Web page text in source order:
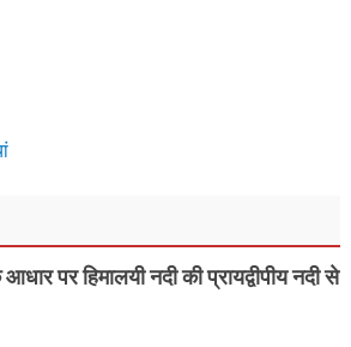
पर हिमालयी नदी की प्रायद्वीपीय नदी से